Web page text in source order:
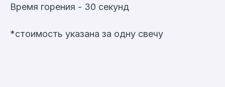
Время горения - 30 секунд
*стоимость указана за одну свечу